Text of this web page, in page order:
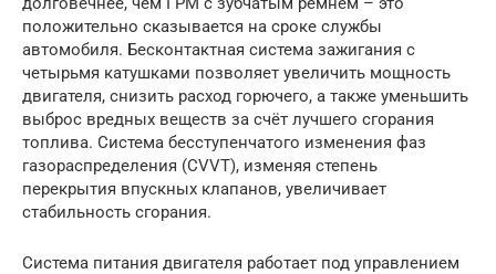
положительно сказывается на сроке службы
автомобиля. Бесконтактная система зажигания с
четырьмя катушками позволяет увеличить мощность
двигателя, снизить расход горючего, а также уменьшить
выброс вредных веществ за счёт лучшего сгорания
топлива. Система бесступенчатого изменения фаз
газораспределения (CVVT), изменяя степень
перекрытия впускных клапанов, увеличивает
стабильность сгорания.
Система питания двигателя работает под управлением